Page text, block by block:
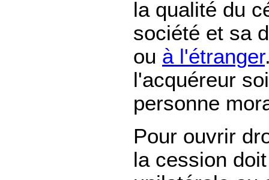
la qualité du
société et sa
ou à l'étranger
l'acquéreur
personne
Pour ouvrir
la cession